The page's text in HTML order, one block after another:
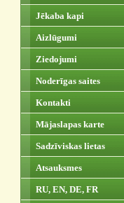
Jēkaba kapi
Aizlūgumi
Ziedojumi
Noderīgas saites
Kontakti
Mājaslapas karte
Sadzīviskas lietas
Atsauksmes
RU, EN, DE, FR